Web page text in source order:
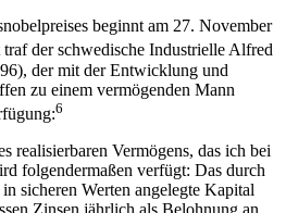
beginnt am 27. November
traf der schwedische Industrielle Alfred
der mit der Entwicklung und
zu einem vermögenden Mann
6
realisierbaren Vermögens, das ich bei
folgendermaßen verfügt: Das durch
sicheren Werten angelegte Kapital
Zinsen jährlich als Belohnung an